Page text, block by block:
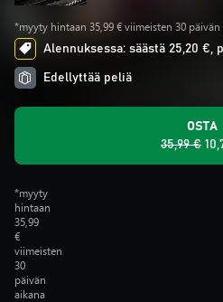
*myyty hintaan 35,99 € viimeisten 30 päivän
Alennuksessa: säästä 25,20 €,
Edellyttää peliä
OSTA
35,99 €
*myyty
hintaan
35,99
€
viimeisten
30
päivän
aikana